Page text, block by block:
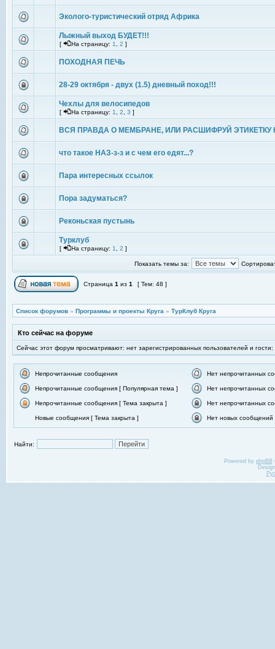
Эколого-туристический отряд Африка
Лыжный выход БУДЕТ!!!
[ На страницу: 1 2 ]
ПОХОДНАЯ ПЕЧЬ
28-29 октября - двух (1.5) дневный поход!!!
Чехлы для велосипедов
[ На страницу: 1 2 3 ]
ВСЯ ПРАВДА О МЕМБРАНЕ, ИЛИ РАСШИФРУЙ ЭТИКЕТКУ
что такое НАЗ-з-з и с чем его едят...?
Пара интересных ссылок
Пора задуматься?
Реконьская пустынь
Турклуб
[ На страницу: 1 2 ]
Показать темы за:
Страница 1 из 1 [ Тем: 48 ]
Список форумов » Программы и проекты Круга » ТурКлуб Круга
Кто сейчас на форуме
Сейчас этот форум просматривают: нет зарегистрированных пользователей и гости:
Непрочитанные сообщения Нет непрочитанных
Непрочитанные сообщения [ Популярная тема ] Нет непрочитанных
Непрочитанные сообщения [ Тема закрыта ] Нет непрочитанных
Новые сообщения [ Тема закрыта ] Нет новых сообщений
Найти:
Powered by phpBB